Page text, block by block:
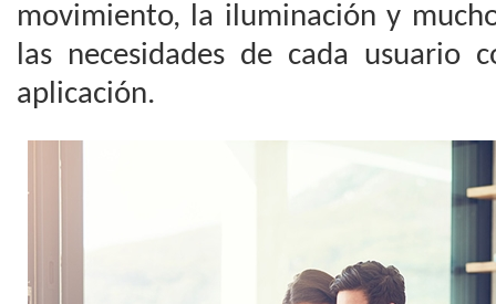
movimiento, la iluminación y
las necesidades de cada usuario
aplicación.